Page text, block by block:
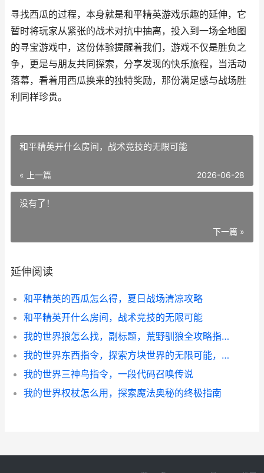
寻找西瓜的过程，本身就是和平精英游戏乐趣的延伸，它
暂时将玩家从紧张的战术对抗中抽离，投入到一场全地图
的寻宝游戏中，这份体验提醒着我们，游戏不仅是胜负之
争，更是与朋友共同探索，分享发现的快乐旅程，当活动
落幕，看着用西瓜换来的独特奖励，那份满足感与战场胜
利同样珍贵。
和平精英开什么房间，战术竞技的无限可能
« 上一篇 2026-06-28
没有了！
下一篇 »
延伸阅读
和平精英的西瓜怎么得，夏日战场清凉攻略
和平精英开什么房间，战术竞技的无限可能
我的世界狼怎么找，副标题，荒野驯狼全攻略指南
我的世界东西指令，探索方块世界的无限可能，副标题，资深玩家的指令艺术与哲学思辨
我的世界三神鸟指令，一段代码召唤传说
我的世界权杖怎么用，探索魔法奥秘的终极指南